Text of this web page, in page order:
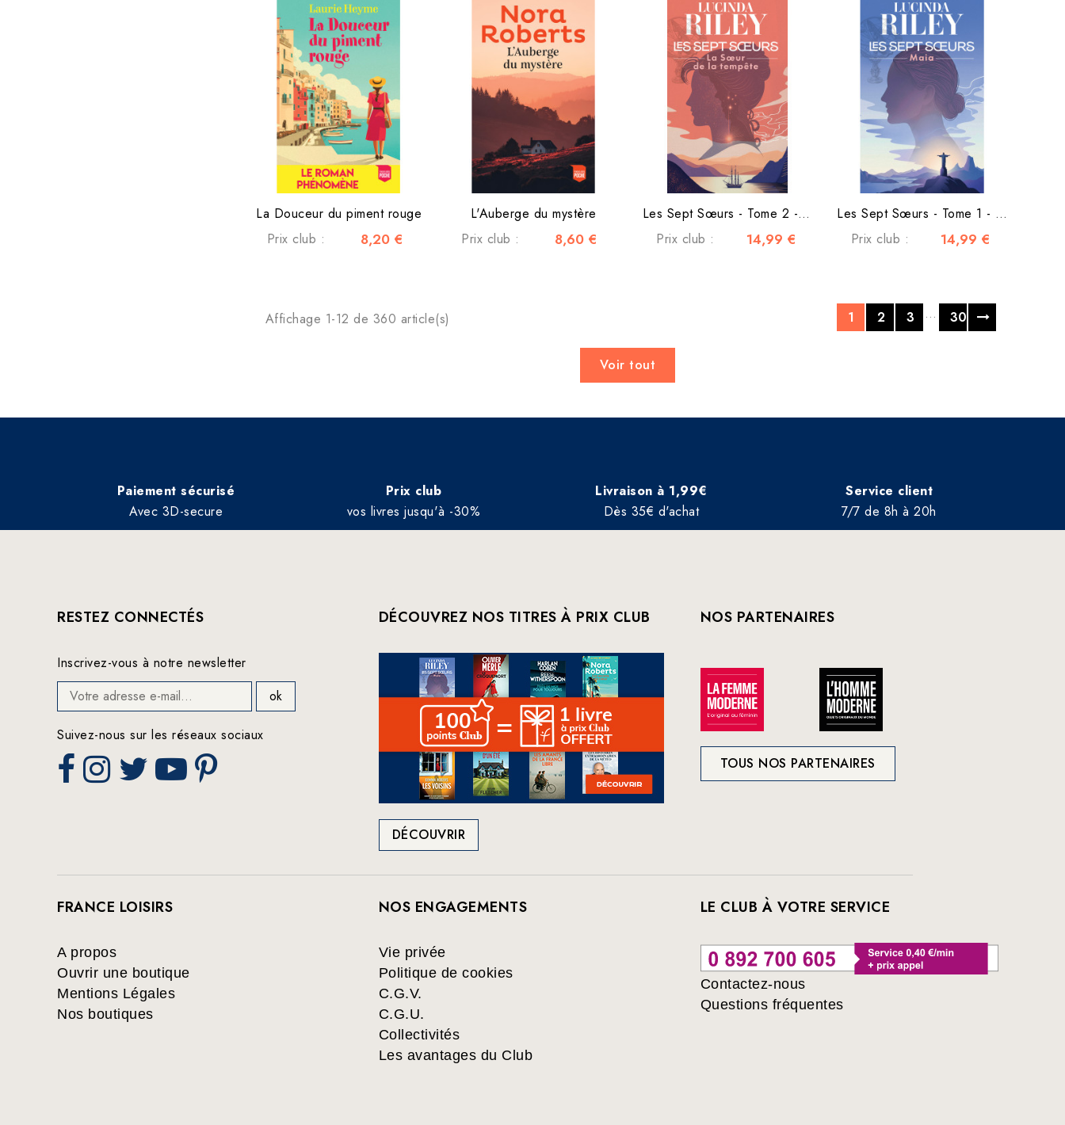
La Douceur du piment rouge
Prix club :
8,20 €
L'Auberge du mystère
Prix club :
8,60 €
Les Sept Sœurs - Tome 2 - La sœur de la tempête
Prix club :
14,99 €
Les Sept Sœurs - Tome 1 - Maia
Prix club :
14,99 €
Affichage 1-12 de 360 article(s) 1 2 3 … 30
Voir tout
Paiement sécurisé
Avec 3D-secure
Prix club
vos livres jusqu'à -30%
Livraison à 1,99€
Dès 35€ d'achat
Service client
7/7 de 8h à 20h
RESTEZ CONNECTÉS
Inscrivez-vous à notre newsletter
Suivez-nous sur les réseaux sociaux
DÉCOUVREZ NOS TITRES À PRIX CLUB
DÉCOUVRIR
NOS PARTENAIRES
TOUS NOS PARTENAIRES
FRANCE LOISIRS
A propos
Ouvrir une boutique
Mentions Légales
Nos boutiques
NOS ENGAGEMENTS
Vie privée
Politique de cookies
C.G.V.
C.G.U.
Collectivités
Les avantages du Club
LE CLUB À VOTRE SERVICE
Contactez-nous
Questions fréquentes